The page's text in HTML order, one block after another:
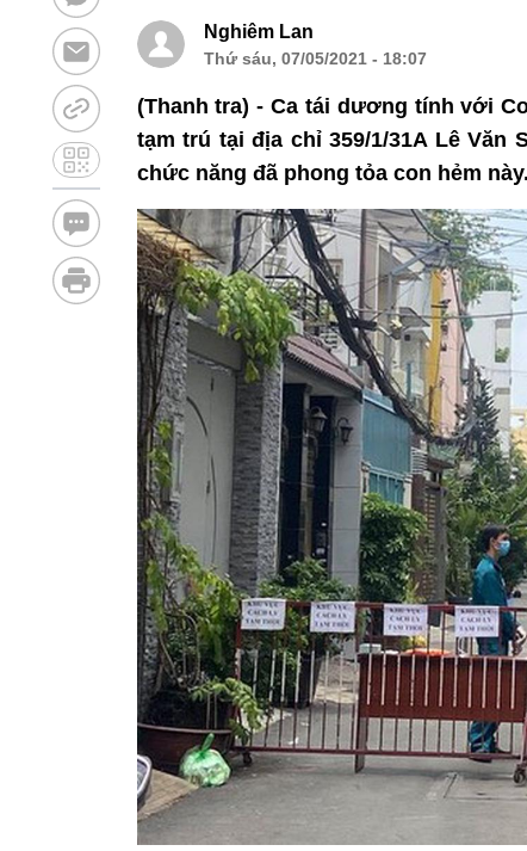
Nghiêm Lan
Thứ sáu, 07/05/2021 - 18:07
(Thanh tra) - Ca tái dương tính với
tạm trú tại địa chỉ 359/1/31A Lê Văn
chức năng đã phong tỏa con hẻm này.